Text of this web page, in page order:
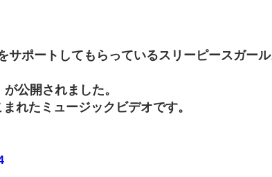
サポートしてもらっているスリーピースガー
公開されました。
れたミュージックビデオです。